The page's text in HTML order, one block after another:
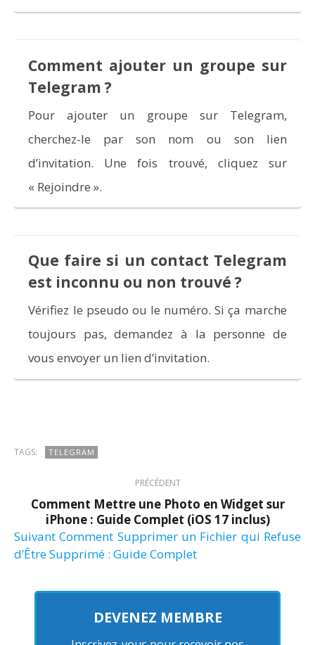
Comment ajouter un groupe sur
Telegram ?
Pour ajouter un groupe sur Telegram,
cherchez-le par son nom ou son lien
d’invitation. Une fois trouvé, cliquez sur
« Rejoindre ».
Que faire si un contact Telegram
est inconnu ou non trouvé ?
Vérifiez le pseudo ou le numéro. Si ça marche
toujours pas, demandez à la personne de
vous envoyer un lien d’invitation.
TAGS: TELEGRAM
PRÉCÉDENT
Comment Mettre une Photo en Widget sur
iPhone : Guide Complet (iOS 17 inclus)
Suivant Comment Supprimer un Fichier qui Refuse
d’Être Supprimé : Guide Complet
DEVENEZ MEMBRE